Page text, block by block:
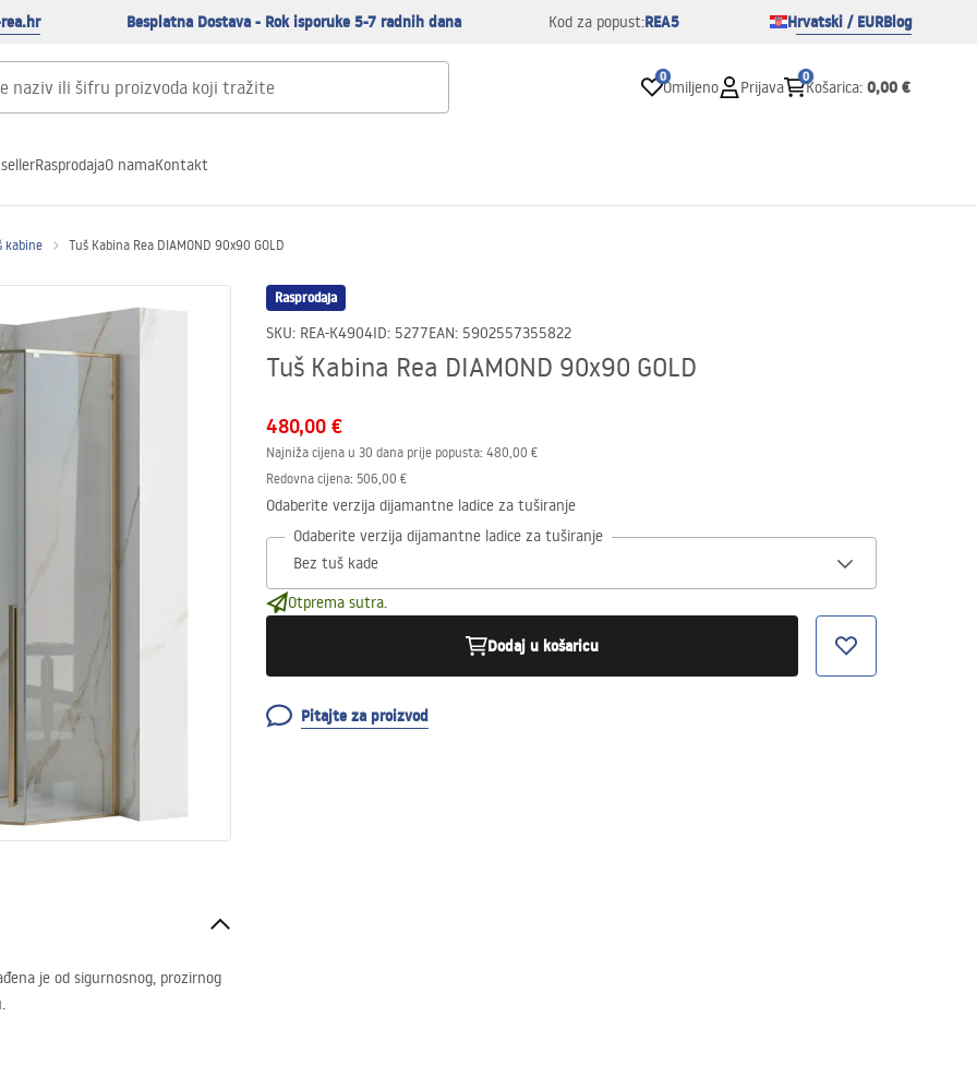
Besplatna Dostava - Rok isporuke 5-7 radnih dana Kod za popust:REA5 Hrvatski / EURBlog
0
Omiljeno Prijava
0
Košarica: 0,00 €
RasprodajaO namaKontakt
kabine Tuš Kabina Rea DIAMOND 90x90 GOLD
Rasprodaja
SKU: REA-K4904ID: 5277EAN: 5902557355822
Tuš Kabina Rea DIAMOND 90x90 GOLD
480,00 €
Najniža cijena u 30 dana prije popusta: 480,00 €
Redovna cijena: 506,00 €
Odaberite verzija dijamantne ladice za tuširanje
Odaberite verzija dijamantne ladice za tuširanje
Otprema sutra.
Dodaj u košaricu
Pitajte za proizvod
je od sigurnosnog, prozirnog